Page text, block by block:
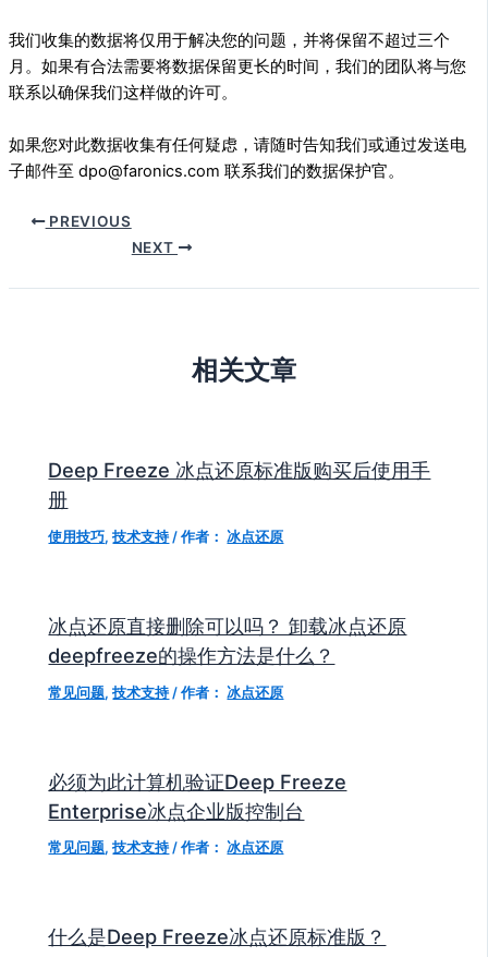
我们收集的数据将仅用于解决您的问题，并将保留不超过三个
月。如果有合法需要将数据保留更长的时间，我们的团队将与您
联系以确保我们这样做的许可。
如果您对此数据收集有任何疑虑，请随时告知我们或通过发送电
子邮件至 dpo@faronics.com 联系我们的数据保护官。
PREVIOUS
NEXT
相关文章
Deep Freeze 冰点还原标准版购买后使用手
册
使用技巧,技术支持 / 作者： 冰点还原
冰点还原直接删除可以吗？ 卸载冰点还原
deepfreeze的操作方法是什么？
常见问题,技术支持 / 作者： 冰点还原
必须为此计算机验证Deep Freeze
Enterprise冰点企业版控制台
常见问题,技术支持 / 作者： 冰点还原
什么是Deep Freeze冰点还原标准版？